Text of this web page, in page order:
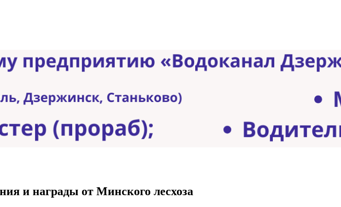
и награды от Минского лесхоза